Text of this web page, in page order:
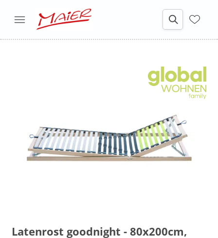
Latenrost goodnight - 80x200cm,